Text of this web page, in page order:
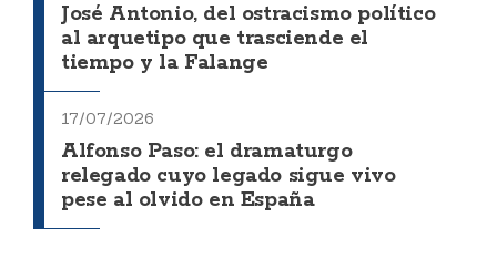
José Antonio, del ostracismo político
al arquetipo que trasciende el
tiempo y la Falange
17/07/2026
Alfonso Paso: el dramaturgo
relegado cuyo legado sigue vivo
pese al olvido en España